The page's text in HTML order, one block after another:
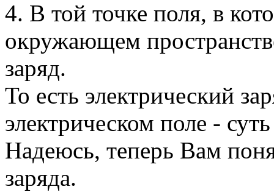
4. В той точке поля, в
окружающем
заряд.
То есть электрический
электрическом поле -
Надеюсь, теперь Вам
заряда.